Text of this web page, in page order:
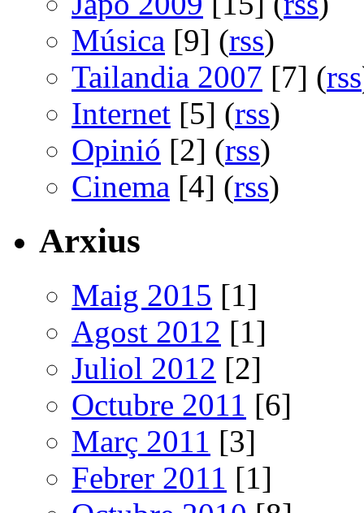
Música [9] (rss)
Tailandia 2007 [7] (rss
Internet [5] (rss)
Opinió [2] (rss)
Cinema [4] (rss)
Arxius
Maig 2015 [1]
Agost 2012 [1]
Juliol 2012 [2]
Octubre 2011 [6]
Març 2011 [3]
Febrer 2011 [1]